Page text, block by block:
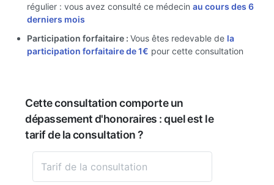
régulier : vous avez consulté ce médecin au cours des 6
derniers mois
Participation forfaitaire : Vous êtes redevable de la
participation forfaitaire de 1€ pour cette consultation
Cette consultation comporte un
dépassement d'honoraires : quel est le
tarif de la consultation ?